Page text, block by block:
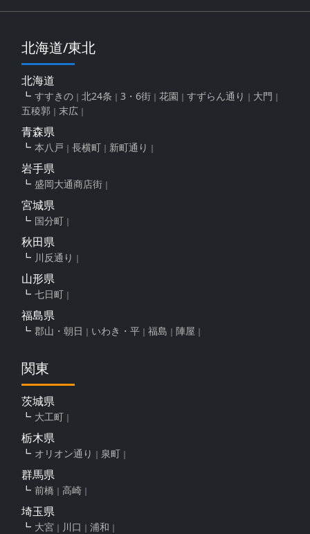
北海道/東北
北海道
すすきの 北24条 3・6街 花園 すずらん通り
大門
五稜郭
末広
青森県
本八戸 長横町 新町通り
岩手県
盛岡大通商店街
宮城県
国分町
秋田県
川反通り
山形県
七日町
福島県
郡山・朝日 いわき・平 福島 陣屋
関東
茨城県
大工町
栃木県
オリオン通り 泉町
群馬県
前橋 高崎
埼玉県
大宮 川口 浦和